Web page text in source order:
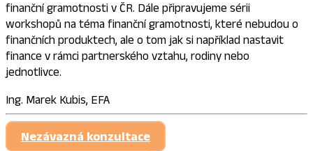
finanční gramotnosti v ČR. Dále připravujeme sérii
workshopů na téma finanční gramotnosti, které nebudou o
finančních produktech, ale o tom jak si například nastavit
finance v rámci partnerského vztahu, rodiny nebo
jednotlivce.
Ing. Marek Kubis, EFA
Nezávazná konzultace